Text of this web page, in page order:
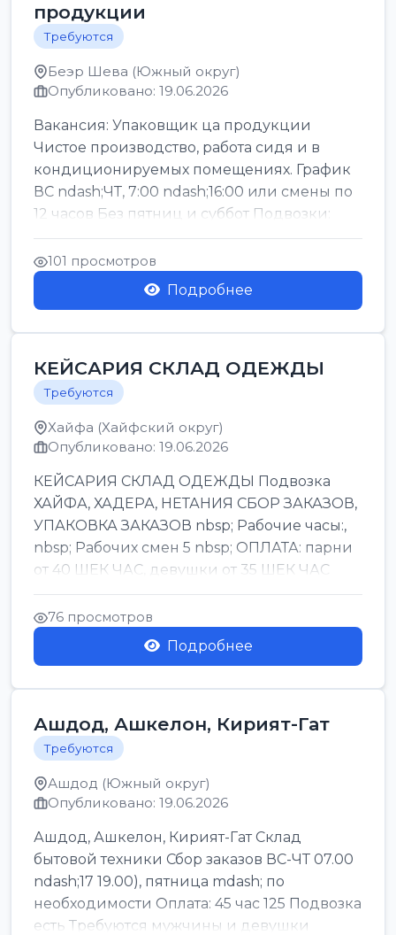
продукции
Требуются
Беэр Шева (Южный округ)
Опубликовано: 19.06.2026
Вакансия: Упаковщик ца продукции
Чистое производство, работа сидя и в
кондиционируемых помещениях. График
ВС ndash;ЧТ, 7:00 ndash;16:00 или смены по
12 часов Без пятниц и суббот Подвозки:
Офаким, Нети...
101 просмотров
Подробнее
КЕЙСАРИЯ СКЛАД ОДЕЖДЫ
Требуются
Хайфа (Хайфский округ)
Опубликовано: 19.06.2026
КЕЙСАРИЯ СКЛАД ОДЕЖДЫ Подвозка
ХАЙФА, ХАДЕРА, НЕТАНИЯ СБОР ЗАКАЗОВ,
УПАКОВКА ЗАКАЗОВ nbsp; Рабочие часы:,
nbsp; Рабочих смен 5 nbsp; ОПЛАТА: парни
от 40 ШЕК ЧАС, девушки от 35 ШЕК ЧАС
БОНУСЫ 1500 ШЕК ...
76 просмотров
Подробнее
Ашдод, Ашкелон, Кирият-Гат
Требуются
Ашдод (Южный округ)
Опубликовано: 19.06.2026
Ашдод, Ашкелон, Кирият-Гат Склад
бытовой техники Сбор заказов ВС-ЧТ 07.00
ndash;17 19.00), пятница mdash; по
необходимости Оплата: 45 час 125 Подвозка
есть Требуются мужчины и девушки